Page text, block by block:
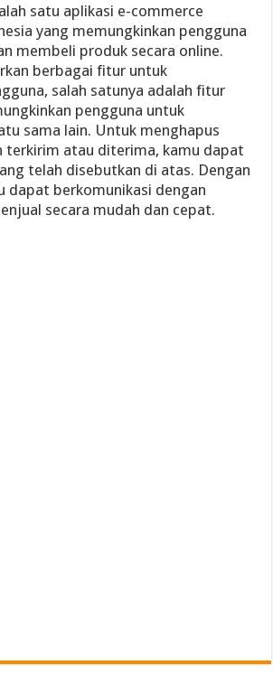
satu aplikasi e-commerce
yang memungkinkan pengguna
membeli produk secara online.
berbagai fitur untuk
salah satunya adalah fitur
pengguna untuk
sama lain. Untuk menghapus
terkirim atau diterima, kamu dapat
telah disebutkan di atas. Dengan
dapat berkomunikasi dengan
secara mudah dan cepat.